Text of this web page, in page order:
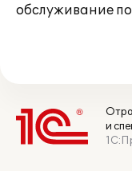
обслуживание
и